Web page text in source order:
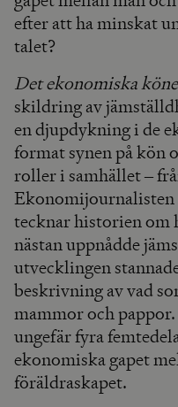
efter att ha minskat
talet?
Det ekonomiska
skildring av
en djupdykning i de
format synen på kön
roller i samhället ‒
Ekonomijournalisten
tecknar historien om
nästan uppnådde
utvecklingen
beskrivning av vad
mammor och
ungefär fyra
ekonomiska gapet
föräldraskapet.